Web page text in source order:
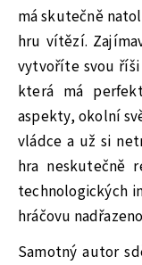
má skutečně
hru vítězí.
vytvoříte svou
která má
aspekty, okolní
vládce a už si
hra neskutečně
technologických
hráčovu
Samotný autor